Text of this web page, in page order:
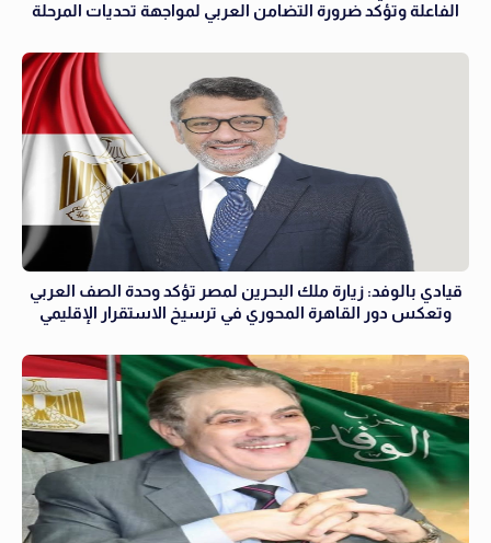
الفاعلة وتؤكد ضرورة التضامن العربي لمواجهة تحديات المرحلة
قيادي بالوفد: زيارة ملك البحرين لمصر تؤكد وحدة الصف العربي
وتعكس دور القاهرة المحوري في ترسيخ الاستقرار الإقليمي